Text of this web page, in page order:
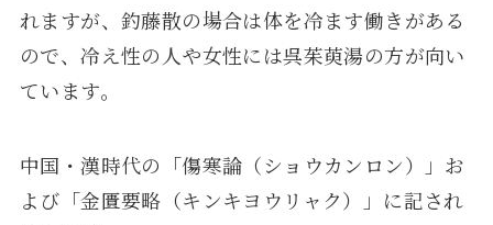
れますが、釣藤散の場合は体を冷ます働きがある
ので、冷え性の人や女性には呉茱萸湯の方が向い
ています。
中国・漢時代の「傷寒論（ショウカンロン）」お
よび「金匱要略（キンキヨウリャク）」に記され